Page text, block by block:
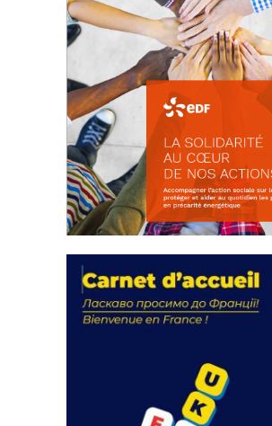
actions
18 septembre 2023
FEUILLETER